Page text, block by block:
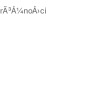
Opublikowano
rÃ³Å¼noÅ›ci